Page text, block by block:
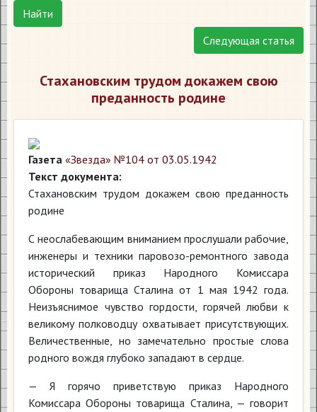
Найти
Следующая статья
Стахановским трудом докажем свою
преданность родине
Газета «Звезда» №104 от 03.05.1942
Текст документа:
Стахановским трудом докажем свою преданность
родине
С неослабевающим вниманием прослушали рабочие,
инженеры и техники паровозо-ремонтного завода
исторический приказ Народного Комиссара
Обороны товарища Сталина от 1 мая 1942 года.
Неизъяснимое чувство гордости, горячей любви к
великому полководцу охватывает присутствующих.
Величественные, но замечательно простые слова
родного вождя глубоко западают в сердце.
— Я горячо приветствую приказ Народного
Комиссара Обороны товарища Сталина, — говорит